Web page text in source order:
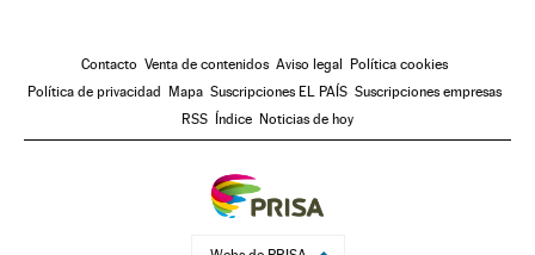
Contacto Venta de contenidos Aviso legal Política cookies
Política de privacidad Mapa Suscripciones EL PAÍS Suscripciones empresas
RSS Índice Noticias de hoy